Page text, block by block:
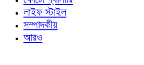
লাইফ স্টাইল
সম্পাদকীয়
আরও